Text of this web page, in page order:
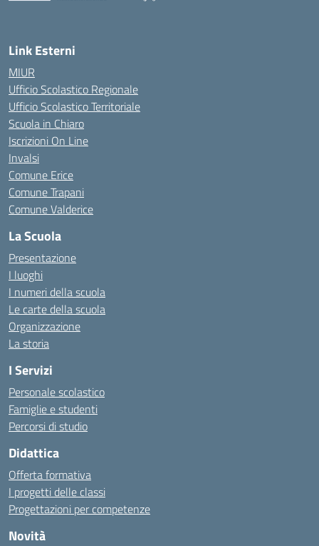
Link Esterni
MIUR
Ufficio Scolastico Regionale
Ufficio Scolastico Territoriale
Scuola in Chiaro
Iscrizioni On Line
Invalsi
Comune Erice
Comune Trapani
Comune Valderice
La Scuola
Presentazione
I luoghi
I numeri della scuola
Le carte della scuola
Organizzazione
La storia
I Servizi
Personale scolastico
Famiglie e studenti
Percorsi di studio
Didattica
Offerta formativa
I progetti delle classi
Progettazioni per competenze
Novità